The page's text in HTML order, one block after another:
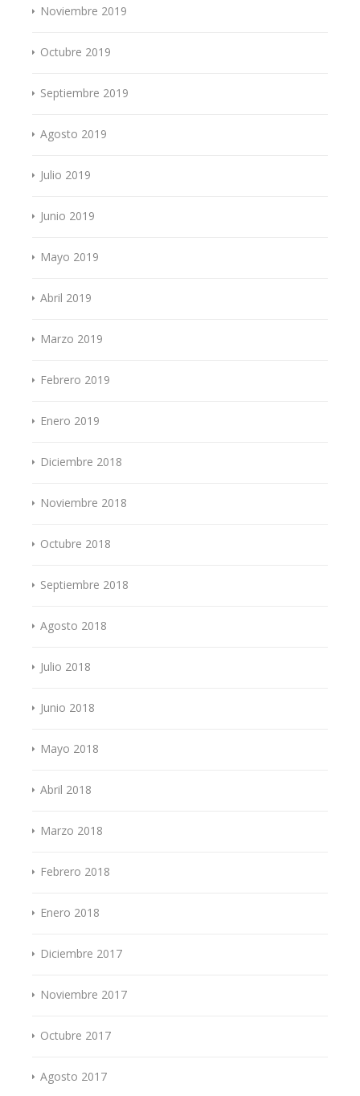
Noviembre 2019
Octubre 2019
Septiembre 2019
Agosto 2019
Julio 2019
Junio 2019
Mayo 2019
Abril 2019
Marzo 2019
Febrero 2019
Enero 2019
Diciembre 2018
Noviembre 2018
Octubre 2018
Septiembre 2018
Agosto 2018
Julio 2018
Junio 2018
Mayo 2018
Abril 2018
Marzo 2018
Febrero 2018
Enero 2018
Diciembre 2017
Noviembre 2017
Octubre 2017
Agosto 2017